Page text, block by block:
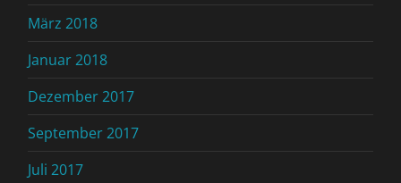
März 2018
Januar 2018
Dezember 2017
September 2017
Juli 2017